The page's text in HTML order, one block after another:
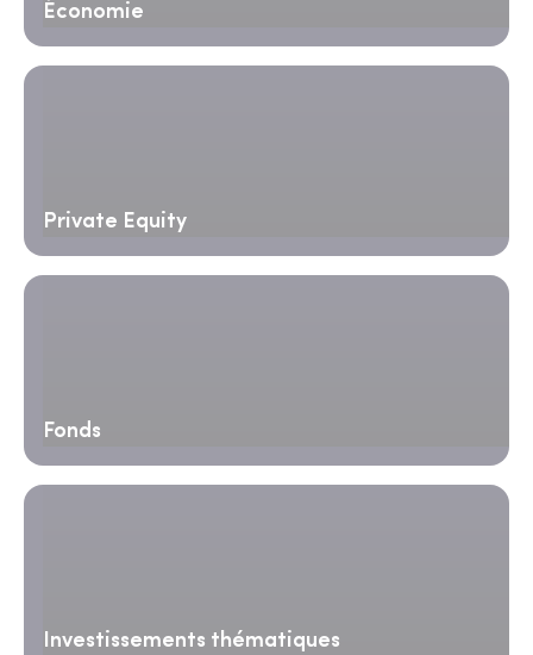
Économie
Private Equity
Fonds
Investissements thématiques